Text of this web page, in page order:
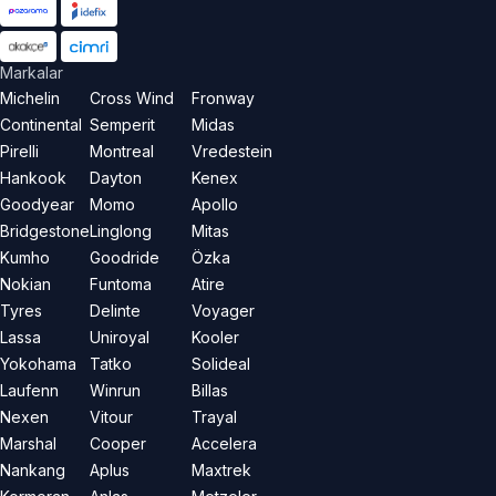
Markalar
Michelin
Continental
Pirelli
Hankook
Goodyear
Bridgestone
Kumho
Nokian
Tyres
Lassa
Yokohama
Laufenn
Nexen
Marshal
Nankang
Cross Wind
Semperit
Montreal
Dayton
Momo
Linglong
Goodride
Funtoma
Delinte
Uniroyal
Tatko
Winrun
Vitour
Cooper
Aplus
Fronway
Midas
Vredestein
Kenex
Apollo
Mitas
Özka
Atire
Voyager
Kooler
Solideal
Billas
Trayal
Accelera
Maxtrek